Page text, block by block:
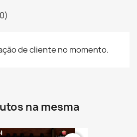
de cliente no momento.
na mesma